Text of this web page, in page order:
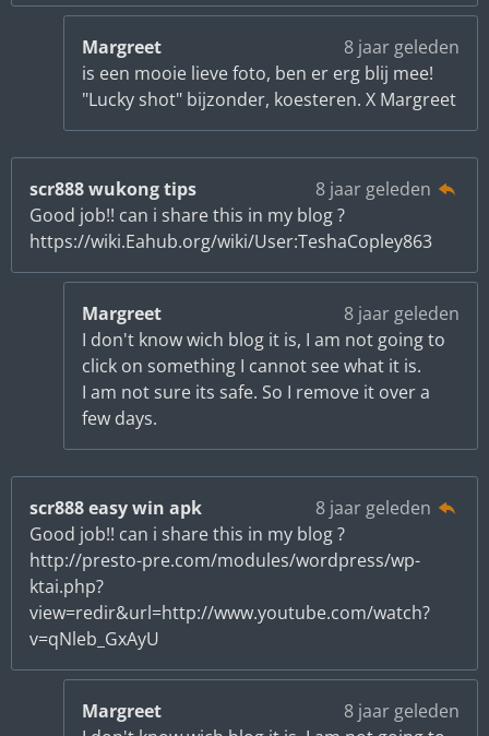
Margreet
8 jaar geleden
is een mooie lieve foto, ben er erg blij mee!
"Lucky shot" bijzonder, koesteren. X Margreet
scr888 wukong tips
8 jaar geleden
Good job!! can i share this in my blog ?
https://wiki.Eahub.org/wiki/User:TeshaCopley863
Margreet
8 jaar geleden
I don't know wich blog it is, I am not going to
click on something I cannot see what it is.
I am not sure its safe. So I remove it over a
few days.
scr888 easy win apk
8 jaar geleden
Good job!! can i share this in my blog ?
http://presto-pre.com/modules/wordpress/wp-
ktai.php?
view=redir&url=http://www.youtube.com/watch?
v=qNleb_GxAyU
Margreet
8 jaar geleden